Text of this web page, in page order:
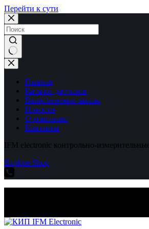
Перейти к сути
Ничего
не
найденоГлавная
Каталог датчиков
Выполненные заказы
Новости
О компании
Контакты
IFM electronic контрольно-
Explore Shop